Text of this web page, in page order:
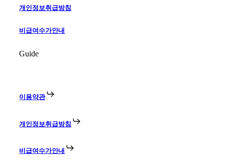
개인정보취급방침
비급여수가안내
Guide
이용약관
개인정보취급방침
비급여수가안내